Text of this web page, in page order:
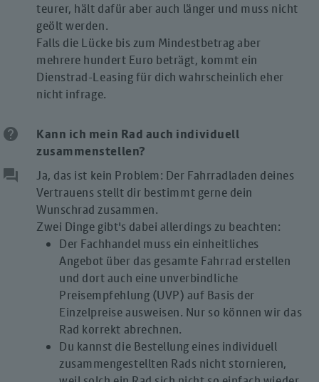
teurer, hält dafür aber auch länger und muss nicht
geölt werden.
Falls die Lücke bis zum Mindestbetrag aber
mehrere hundert Euro beträgt, kommt ein
Dienstrad-Leasing für dich wahrscheinlich eher
nicht infrage.
help Kann ich mein Rad auch individuell
zusammenstellen?
question_answer
Ja, das ist kein Problem: Der Fahrradladen deines
Vertrauens stellt dir bestimmt gerne dein
Wunschrad zusammen.
Zwei Dinge gibt's dabei allerdings zu beachten:
Der Fachhandel muss ein einheitliches
Angebot über das gesamte Fahrrad erstellen
und dort auch eine unverbindliche
Preisempfehlung (UVP) auf Basis der
Einzelpreise ausweisen. Nur so können wir das
Rad korrekt abrechnen.
Du kannst die Bestellung eines individuell
zusammengestellten Rads nicht stornieren,